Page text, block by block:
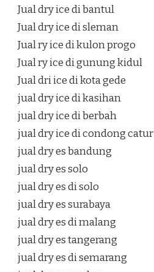
Jual dry ice di bantul
Jual dry ice di sleman
Jual ry ice di kulon progo
Jual ry ice di gunung kidul
Jual dri ice di kota gede
jual dry ice di kasihan
jual dry ice di berbah
jual dry ice di condong catur
jual dry es bandung
jual dry es solo
jual dry es di solo
jual dry es surabaya
jual dry es di malang
jual dry es tangerang
jual dry es di semarang